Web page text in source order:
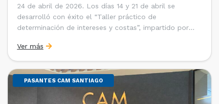
24 de abril de 2026. Los días 14 y 21 de abril se
desarrolló con éxito el “Taller práctico de
determinación de intereses y costas”, impartido por
Universidad Católica de Chile y Magíster en Economía
de la Universidad de Chicago) y María Luisa Petitpas
[…]
Ver más
PASANTES CAM SANTIAGO